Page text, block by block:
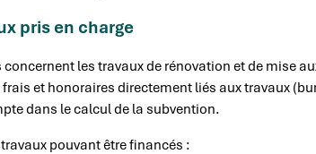
pris en charge
les travaux de rénovation et de mise
et honoraires directement liés aux travaux
dans le calcul de la subvention.
pouvant être financés :